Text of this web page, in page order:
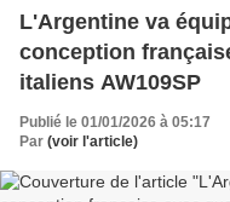
L'Argentine va
conception
italiens AW109SP
Publié le 01/01/2026 à 05:17
Par (voir l'article)